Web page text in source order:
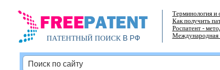
ПАТЕНТНЫЙ ПОИСКВ РФ
Терминология и
Как получить
Роспатент -
Международная